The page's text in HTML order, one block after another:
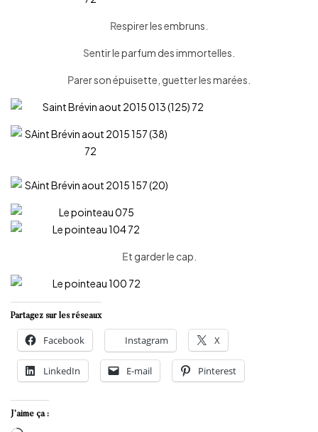
Respirer les embruns.
Sentir le parfum des immortelles.
Parer son épuisette, guetter les marées.
Et garder le cap.
Partagez sur les réseaux
Facebook Instagram X
LinkedIn E-mail Pinterest
J’aime ça :